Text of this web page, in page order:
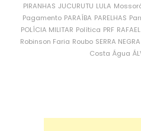
PIRANHAS JUCURUTU LULA
Pagamento PARAÍBA PARELHAS
POLÍCIA MILITAR Política PRF
Robinson Faria Roubo SERRA
Costa Água